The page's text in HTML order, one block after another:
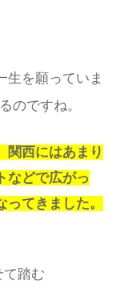
生を願っていま
のですね。
関西にはあまり
などで広がっ
てきました。
て踏む